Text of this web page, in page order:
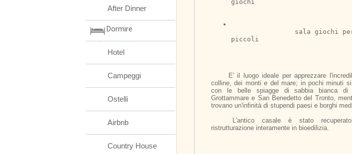
giochi
piccoli
colline, dei monti e del mare; in pochi minuti
con le belle spiagge di sabbia bianca di
Grottammare e San Benedetto del Tronto,
trovano un'infinità di stupendi paesi e borghi
ristrutturazione interamente in bioedilizia.
After Dinner
Dormire
Hotel
Campeggi
Ostelli
Airbnb
Country House